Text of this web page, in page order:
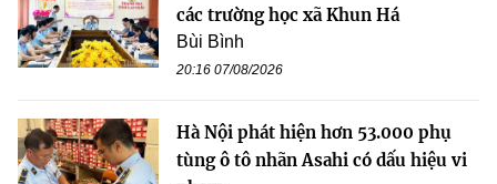
các trường học xã Khun Há
Bùi Bình
20:16 07/08/2026
Hà Nội phát hiện hơn 53.000 phụ
tùng ô tô nhãn Asahi có dấu hiệu vi